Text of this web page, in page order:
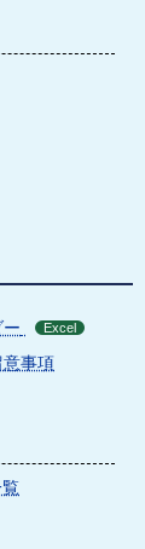
Excel
事項